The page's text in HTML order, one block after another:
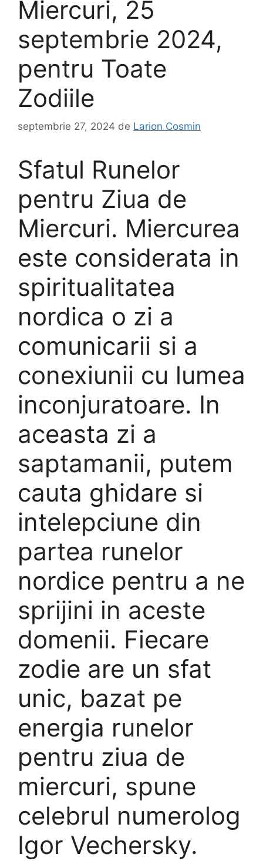
Miercuri, 25
septembrie 2024,
pentru Toate
Zodiile
septembrie 27, 2024 de Larion Cosmin
Sfatul Runelor
pentru Ziua de
Miercuri. Miercurea
este considerata in
spiritualitatea
nordica o zi a
comunicarii si a
conexiunii cu lumea
inconjuratoare. In
aceasta zi a
saptamanii, putem
cauta ghidare si
intelepciune din
partea runelor
nordice pentru a ne
sprijini in aceste
domenii. Fiecare
zodie are un sfat
unic, bazat pe
energia runelor
pentru ziua de
miercuri, spune
celebrul numerolog
Igor Vechersky.